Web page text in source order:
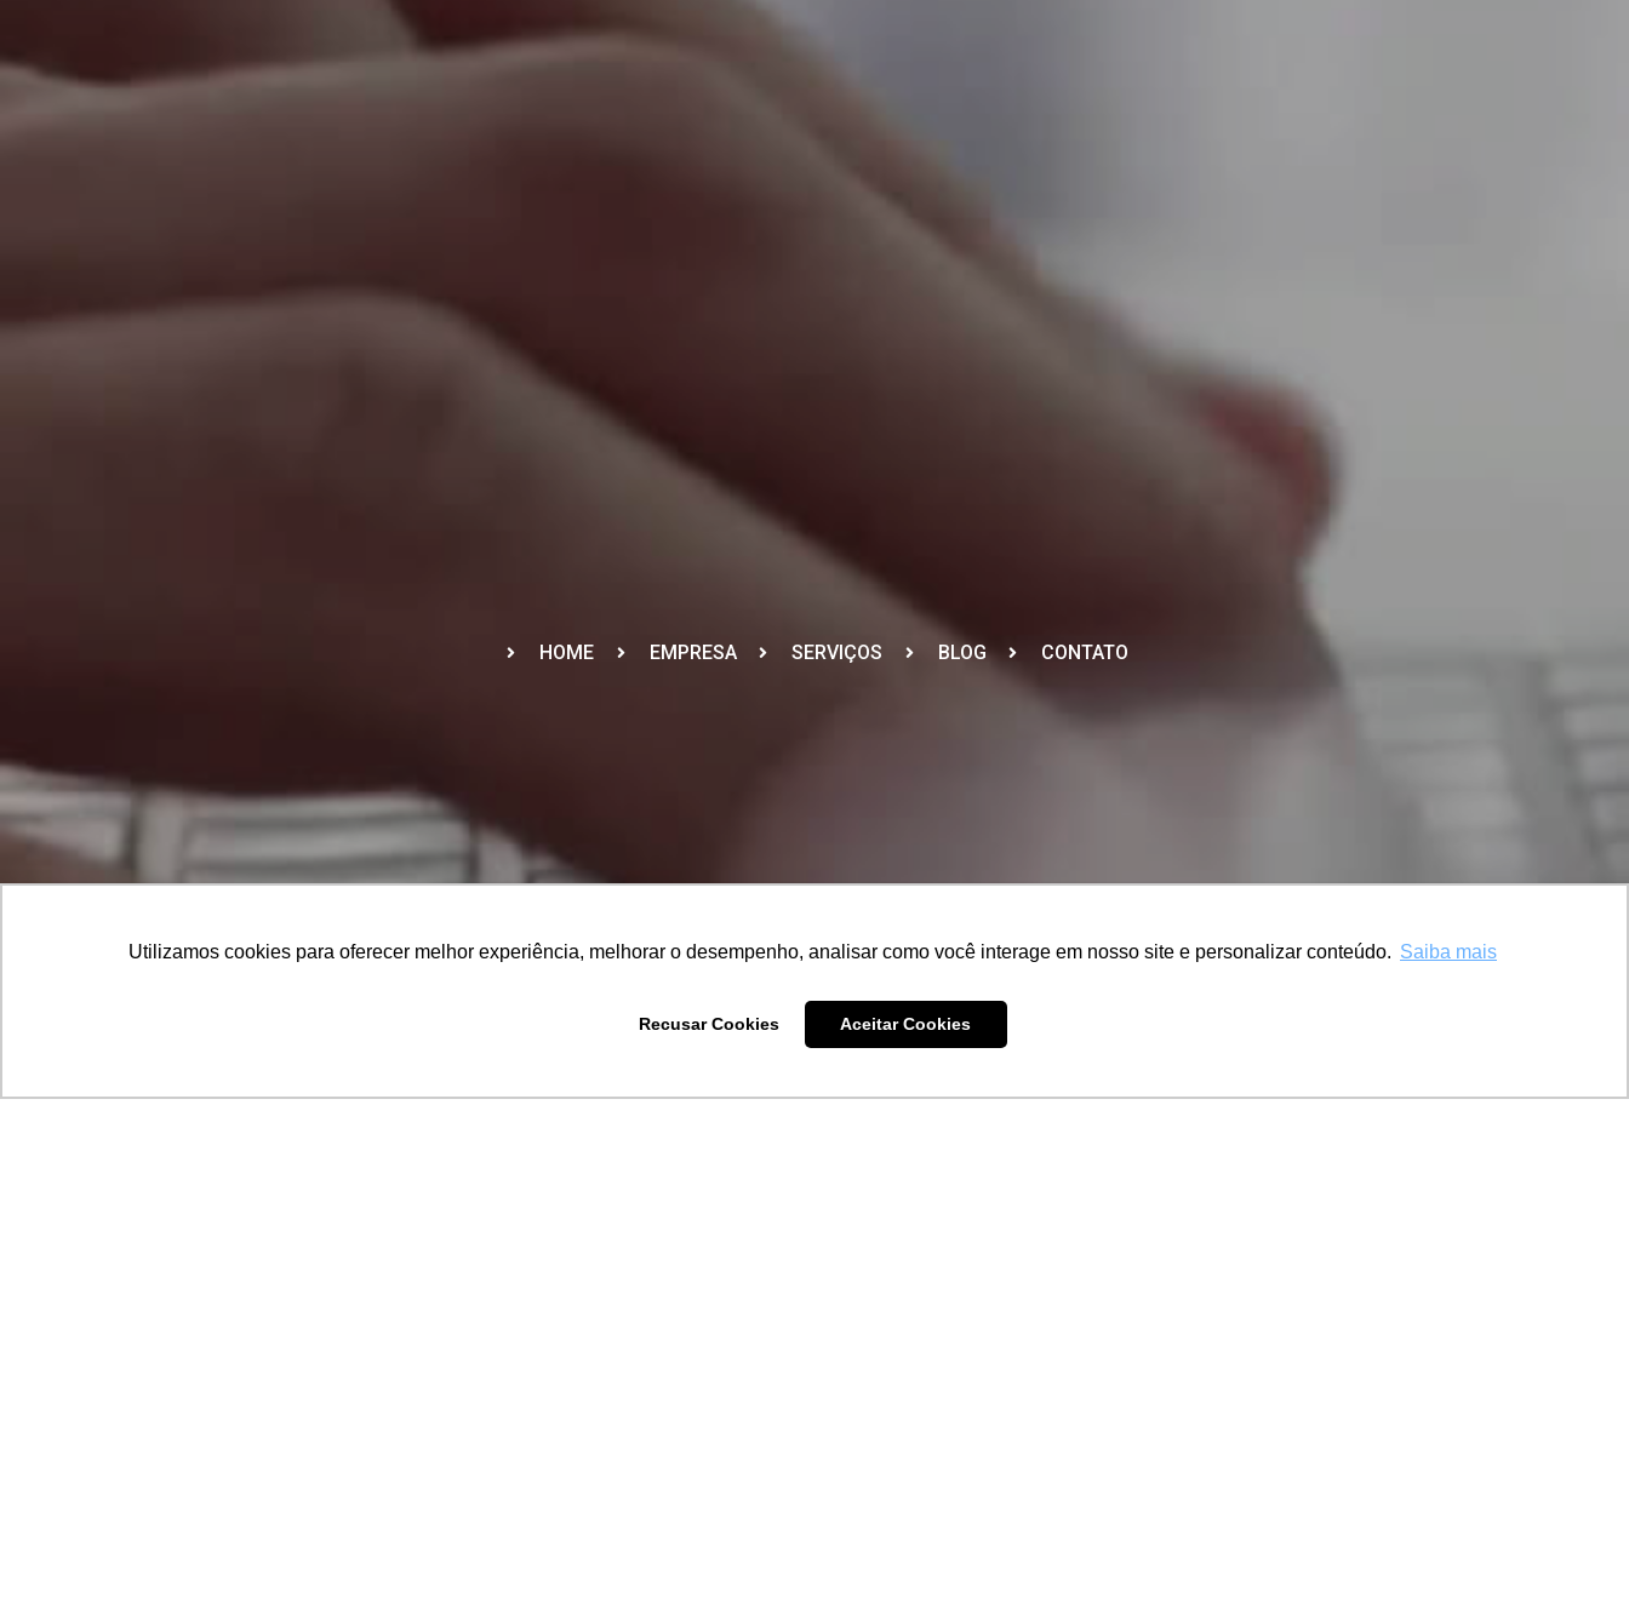
Utilizamos cookies para oferecer melhor experiência, melhorar o desempenho, analisar como você interage em nosso site e personalizar conteúdo. Saiba mais
Recusar Cookies Aceitar Cookies
Utilizamos cookies para oferecer melhor experiência, melhorar o desempenho, analisar como você interage em nosso site e personalizar conteúdo. Saiba mais
Recusar Cookies Aceitar Cookies
HOME EMPRESA SERVIÇOS BLOG CONTATO